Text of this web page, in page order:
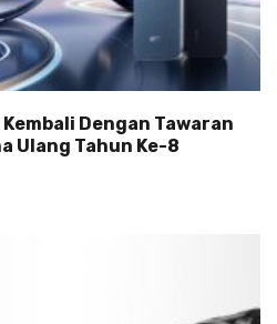
Dengan Tawaran
Ulang Tahun Ke-8